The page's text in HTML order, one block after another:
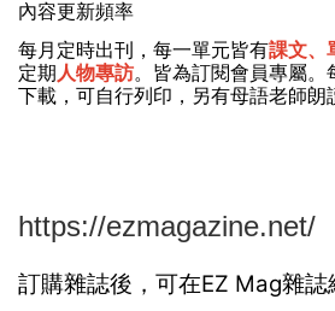
內容更新頻率
每月定時出刊，每一單元皆有課文、
定期 人物專訪。皆為訂閱會員專屬。
下載，可自行列印，另有母語老師朗
https://ezmagazine.net/
訂購雜誌後，可在EZ Mag雜